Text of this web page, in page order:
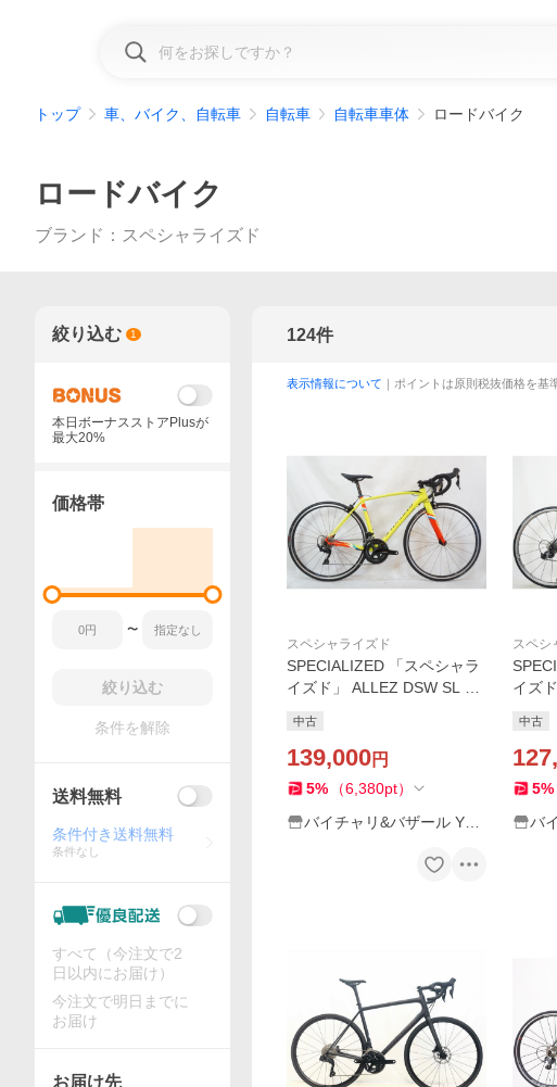
トップ 車、バイク、自転車 自転車 自転車車体 ロードバイク
ロードバイク
ブランド ： スペシャライズド
124件
表示情報について ｜ポイントは原則税抜価格を
スペシャライズド
SPECIALIZED 「スペシャラ
イズド」 ALLEZ DSW SL C
イク / バイチャリ浦和ベース
中古
139,000円
5% （6,380pt）
バイチャリ&バザール Yah
スペシ
イズ
福岡店
中古
5%
バ
絞り込む 1
本日ボーナスストアPlusが
最大20%
価格帯
〜
絞り込む
条件を解除
送料無料
条件付き送料無料
条件なし
すべて（今注文で2
日以内にお届け）
今注文で明日までに
お届け
お届け先